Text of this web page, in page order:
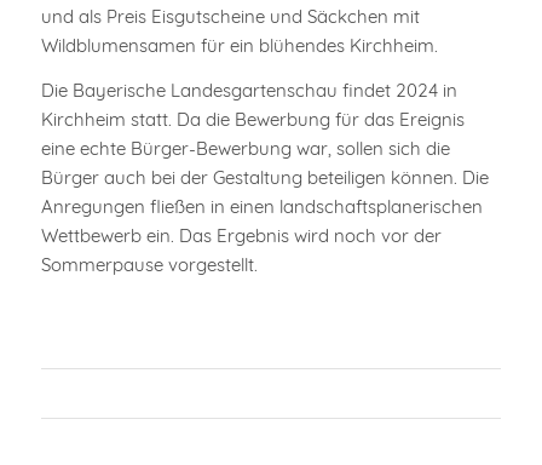
und als Preis Eisgutscheine und Säckchen mit
Wildblumensamen für ein blühendes Kirchheim.
Die Bayerische Landesgartenschau findet 2024 in
Kirchheim statt. Da die Bewerbung für das Ereignis
eine echte Bürger-Bewerbung war, sollen sich die
Bürger auch bei der Gestaltung beteiligen können. Die
Anregungen fließen in einen landschaftsplanerischen
Wettbewerb ein. Das Ergebnis wird noch vor der
Sommerpause vorgestellt.